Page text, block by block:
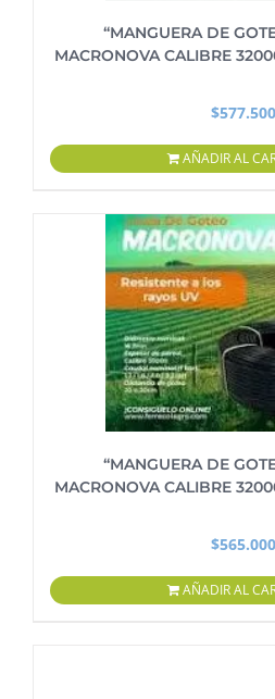
“MANGUERA DE
MACRONOVA CALIBRE
$577.500
AÑADIR AL
“MANGUERA DE
MACRONOVA CALIBRE
$565.000
AÑADIR AL